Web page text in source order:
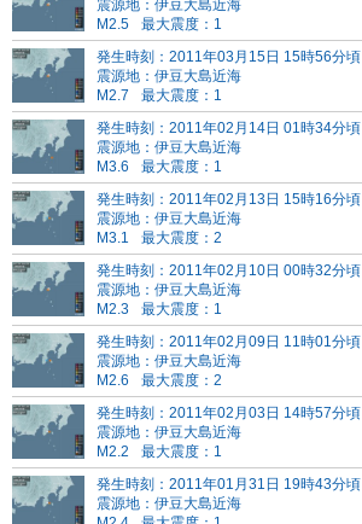
震源地：伊豆大島近海
M2.5
最大震度：1
発生時刻：2011年03月15日 15時56分頃
震源地：伊豆大島近海
M2.7
最大震度：1
発生時刻：2011年02月14日 01時34分頃
震源地：伊豆大島近海
M3.6
最大震度：1
発生時刻：2011年02月13日 15時16分頃
震源地：伊豆大島近海
M3.1
最大震度：2
発生時刻：2011年02月10日 00時32分頃
震源地：伊豆大島近海
M2.3
最大震度：1
発生時刻：2011年02月09日 11時01分頃
震源地：伊豆大島近海
M2.6
最大震度：2
発生時刻：2011年02月03日 14時57分頃
震源地：伊豆大島近海
M2.2
最大震度：1
発生時刻：2011年01月31日 19時43分頃
震源地：伊豆大島近海